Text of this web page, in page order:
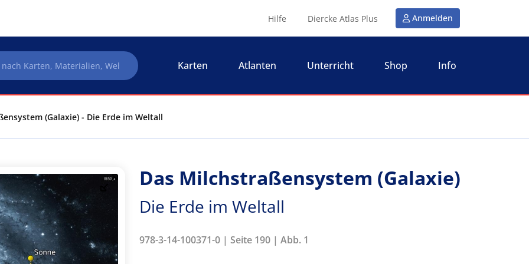
Hilfe Diercke Atlas Plus Anmelden
Karten Atlanten Unterricht Shop Info
(Galaxie) - Die Erde im Weltall
Das Milchstraßensystem (Galaxie)
Die Erde im Weltall
978-3-14-100371-0 | Seite 190 | Abb. 1